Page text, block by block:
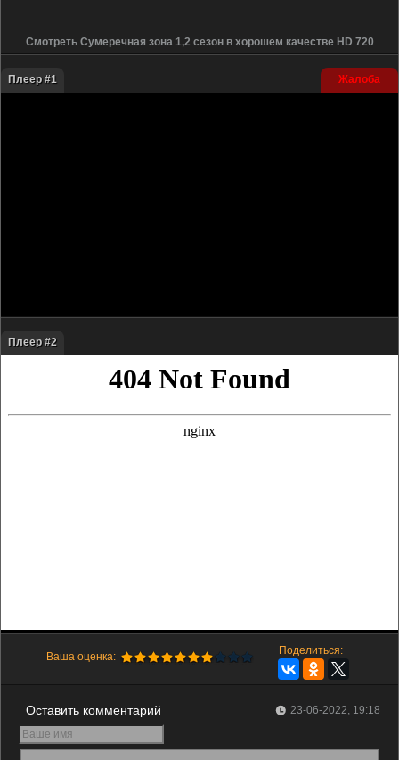
Смотреть Сумеречная зона 1,2 сезон в хорошем качестве HD 720
Плеер #1 Жалоба
Плеер #2
Ваша оценка: Поделиться:
Оставить комментарий 23-06-2022, 19:18